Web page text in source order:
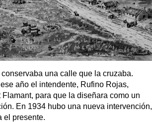
una calle que la cruzaba.
año el intendente, Rufino Rojas,
para que la diseñara como un
En 1934 hubo una nueva intervención,
el presente.